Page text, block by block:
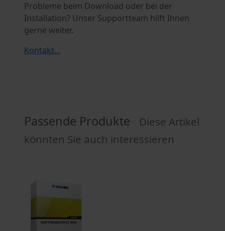
Probleme beim Download oder bei der
Installation? Unser Supportteam hilft Ihnen
gerne weiter.
Kontakt...
Passende Produkte
Diese Artikel
könnten Sie auch interessieren